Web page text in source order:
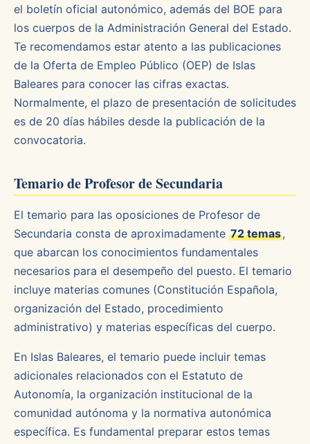
el boletín oficial autonómico, además del BOE para
los cuerpos de la Administración General del Estado.
Te recomendamos estar atento a las publicaciones
de la Oferta de Empleo Público (OEP) de Islas
Baleares para conocer las cifras exactas.
Normalmente, el plazo de presentación de solicitudes
es de 20 días hábiles desde la publicación de la
convocatoria.
Temario de Profesor de Secundaria
El temario para las oposiciones de Profesor de
Secundaria consta de aproximadamente 72 temas,
que abarcan los conocimientos fundamentales
necesarios para el desempeño del puesto. El temario
incluye materias comunes (Constitución Española,
organización del Estado, procedimiento
administrativo) y materias específicas del cuerpo.
En Islas Baleares, el temario puede incluir temas
adicionales relacionados con el Estatuto de
Autonomía, la organización institucional de la
comunidad autónoma y la normativa autonómica
específica. Es fundamental preparar estos temas